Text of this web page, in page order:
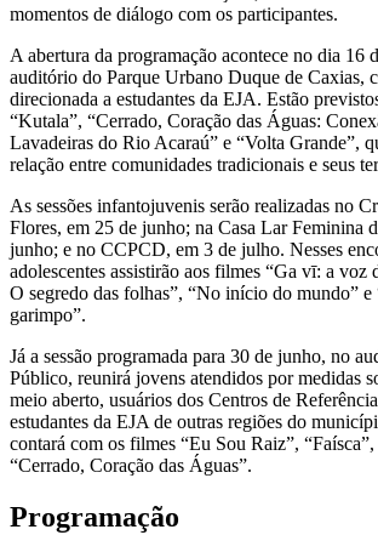
momentos de diálogo com os participantes.
A abertura da programação acontece no dia 16
auditório do Parque Urbano Duque de Caxias,
direcionada a estudantes da EJA. Estão
“Kutala”, “Cerrado, Coração das Águas:
Lavadeiras do Rio Acaraú” e “Volta Grande”,
relação entre comunidades tradicionais e seus
As sessões infantojuvenis serão realizadas no
Flores, em 25 de junho; na Casa Lar Feminina
junho; e no CCPCD, em 3 de julho. Nesses
adolescentes assistirão aos filmes “Ga vī: a voz
O segredo das folhas”, “No início do mundo” e
garimpo”.
Já a sessão programada para 30 de junho, no
Público, reunirá jovens atendidos por medidas
meio aberto, usuários dos Centros de
estudantes da EJA de outras regiões do
contará com os filmes “Eu Sou Raiz”,
“Cerrado, Coração das Águas”.
Programação